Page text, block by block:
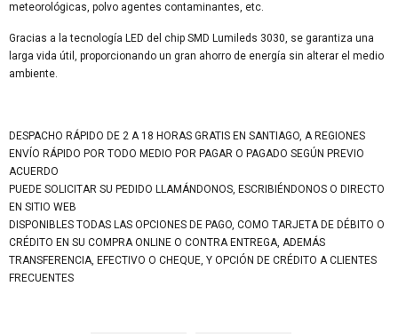
meteorológicas, polvo agentes contaminantes, etc.
Gracias a la tecnología LED del chip SMD Lumileds 3030, se garantiza una
larga vida útil, proporcionando un gran ahorro de energía sin alterar el medio
ambiente.
DESPACHO RÁPIDO DE 2 A 18 HORAS GRATIS EN SANTIAGO, A REGIONES
ENVÍO RÁPIDO POR TODO MEDIO POR PAGAR O PAGADO SEGÚN PREVIO
ACUERDO
PUEDE SOLICITAR SU PEDIDO LLAMÁNDONOS, ESCRIBIÉNDONOS O DIRECTO
EN SITIO WEB
DISPONIBLES TODAS LAS OPCIONES DE PAGO, COMO TARJETA DE DÉBITO O
CRÉDITO EN SU COMPRA ONLINE O CONTRA ENTREGA, ADEMÁS
TRANSFERENCIA, EFECTIVO O CHEQUE, Y OPCIÓN DE CRÉDITO A CLIENTES
FRECUENTES